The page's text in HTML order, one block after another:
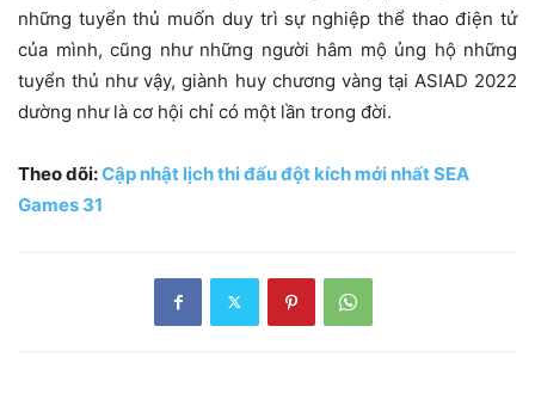
những tuyển thủ muốn duy trì sự nghiệp thể thao điện tử
của mình, cũng như những người hâm mộ ủng hộ những
tuyển thủ như vậy, giành huy chương vàng tại ASIAD 2022
dường như là cơ hội chỉ có một lần trong đời.
Theo dõi:Cập nhật lịch thi đấu đột kích mới nhất SEA
Games 31